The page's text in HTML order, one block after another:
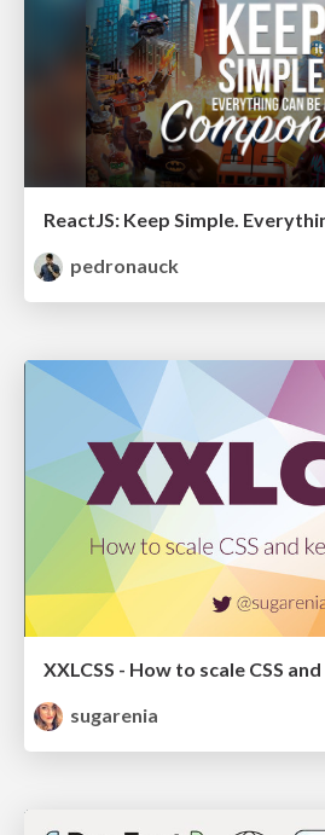
pedronauck
XXLCSS - How to scale CSS
sugarenia